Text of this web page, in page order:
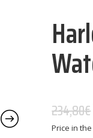
234,80€
Price in